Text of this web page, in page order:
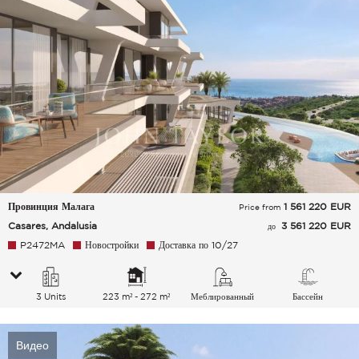
Провинция Малага
Casares, Andalusia
Price from 1 561 220 EUR
до 3 561 220 EUR
P2472MA
Новостройки Доставка по 10/27
3 Units 223 m² - 272 m² Меблированный Бассейн
Видео